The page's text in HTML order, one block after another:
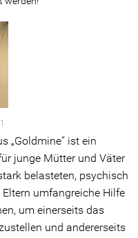
„Goldmine“ ist ein
junge Mütter und Väter
belasteten, psychisch
umfangreiche Hilfe
um einerseits das
und andererseits